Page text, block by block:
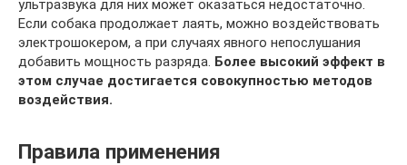
ультразвука для них может оказаться недостаточно.
Если собака продолжает лаять, можно воздействовать
электрошокером, а при случаях явного непослушания
добавить мощность разряда. Более высокий эффект в
этом случае достигается совокупностью методов
воздействия.
Правила применения